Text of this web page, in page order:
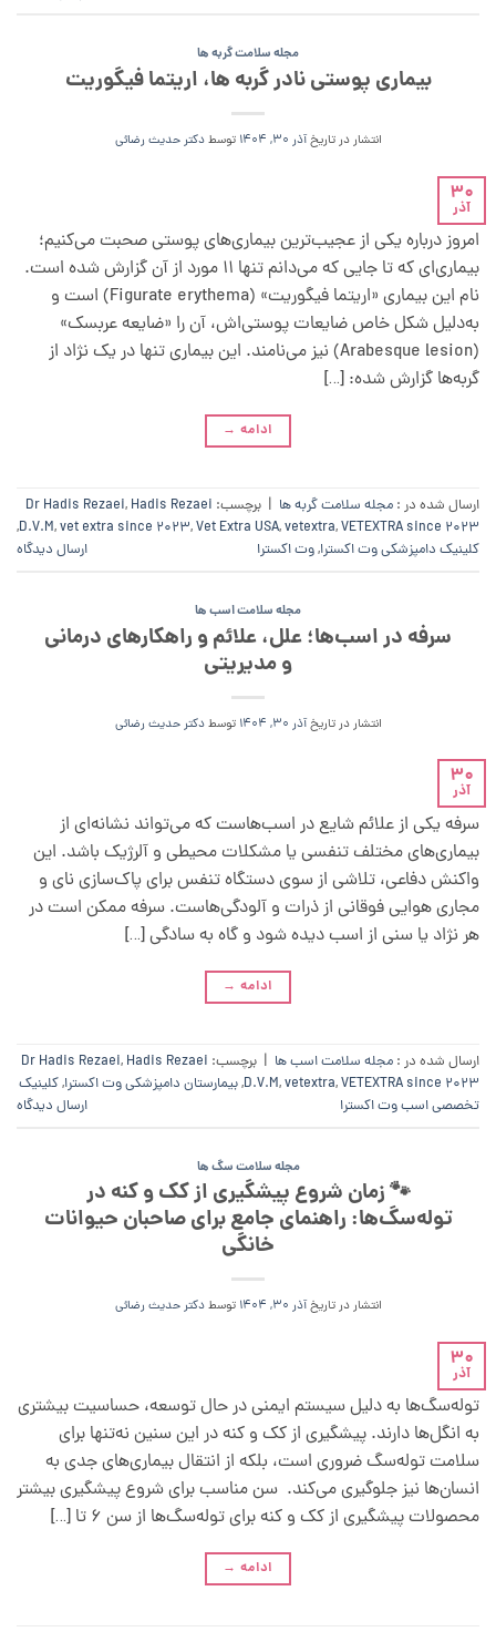
مجله سلامت گربه ها
بیماری پوستی نادر گربه ها، اریتما فیگوریت
انتشار در تاریخآذر 30, 1404 توسطدکتر حدیث رضائی
30
آذر
امروز درباره یکی از عجیب‌ترین بیماری‌های پوستی صحبت می‌کنیم؛
بیماری‌ای که تا جایی که می‌دانم تنها ۱۱ مورد از آن گزارش شده است.
نام این بیماری «اریتما فیگوریت» (Figurate erythema) است و
به‌دلیل شکل خاص ضایعات پوستی‌اش، آن را «ضایعه عربسک»
(Arabesque lesion) نیز می‌نامند. این بیماری تنها در یک نژاد از
گربه‌ها گزارش شده: […]
ادامه →
ارسال شده در : مجله سلامت گربه ها | برچسب: Dr Hadis Rezaei, Hadis Rezaei
D.V.M,vet extra since 2023,Vet Extra USA,vetextra,VETEXTRA since 2023
,
کلینیک دامپزشکی وت اکسترا,وت اکسترا ارسال دیدگاه
مجله سلامت اسب ها
سرفه در اسب‌ها؛ علل، علائم و راهکارهای درمانی
و مدیریتی
انتشار در تاریخآذر 30, 1404 توسطدکتر حدیث رضائی
30
آذر
سرفه یکی از علائم شایع در اسب‌هاست که می‌تواند نشانه‌ای از
بیماری‌های مختلف تنفسی یا مشکلات محیطی و آلرژیک باشد. این
واکنش دفاعی، تلاشی از سوی دستگاه تنفس برای پاک‌سازی نای و
مجاری هوایی فوقانی از ذرات و آلودگی‌هاست. سرفه ممکن است در
هر نژاد یا سنی از اسب دیده شود و گاه به سادگی […]
ادامه →
ارسال شده در : مجله سلامت اسب ها | برچسب: Dr Hadis Rezaei, Hadis Rezaei
D.V.M,vetextra,VETEXTRA since 2023
,بیمارستان دامپزشکی وت اکسترا,کلینیک
تخصصی اسب وت اکسترا
ارسال دیدگاه
مجله سلامت سگ ها
🐾 زمان شروع پیشگیری از کک و کنه در
توله‌سگ‌ها: راهنمای جامع برای صاحبان حیوانات
خانگی
انتشار در تاریخآذر 30, 1404 توسطدکتر حدیث رضائی
30
آذر
توله‌سگ‌ها به دلیل سیستم ایمنی در حال توسعه، حساسیت بیشتری
به انگل‌ها دارند. پیشگیری از کک و کنه در این سنین نه‌تنها برای
سلامت توله‌سگ ضروری است، بلکه از انتقال بیماری‌های جدی به
انسان‌ها نیز جلوگیری می‌کند. سن مناسب برای شروع پیشگیری بیشتر
محصولات پیشگیری از کک و کنه برای توله‌سگ‌ها از سن ۶ تا […]
ادامه →